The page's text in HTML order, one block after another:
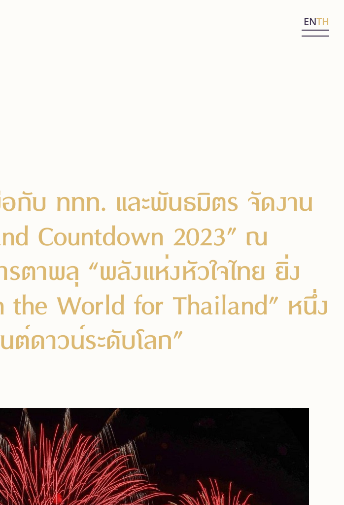
ENTH
กับ ททท. และพันธมิตร จัดงาน
Countdown 2023” ณ
ตาพลุ “พลังแห่งหัวใจไทย ยิ่ง
the World for Thailand” หนึ่ง
ต์ดาวน์ระดับโลก”